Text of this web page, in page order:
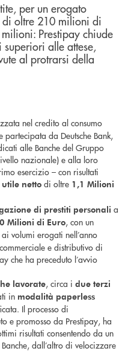
per un erogato
di oltre 210 milioni di
Prestipay chiude
alle attese,
al protrarsi della
nel credito al consumo
partecipata da Deutsche Bank,
alle Banche del Gruppo
nazionale) e alla loro
esercizio – con risultati
utile netto di oltre 1,1 Milioni
di prestiti personali a
Milioni di Euro, con un
ai volumi erogati nell’anno
e distributivo di
che ha preceduto l’avvio
lavorate, circa i due terzi
in modalità paperless
Il processo di
e promosso da Prestipay, ha
risultati consentendo da un
dall’altro di velocizzare